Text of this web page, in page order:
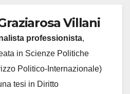
Villani
professionista,
in Scienze Politiche
Politico-Internazionale)
tesi in Diritto